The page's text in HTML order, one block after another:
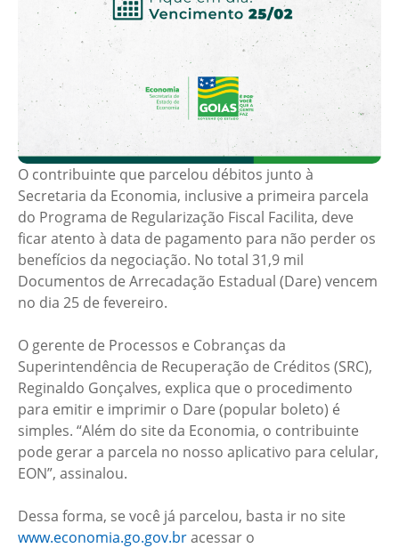
O contribuinte que parcelou débitos junto à
Secretaria da Economia, inclusive a primeira parcela
do Programa de Regularização Fiscal Facilita, deve
ficar atento à data de pagamento para não perder os
benefícios da negociação. No total 31,9 mil
Documentos de Arrecadação Estadual (Dare) vencem
no dia 25 de fevereiro.
O gerente de Processos e Cobranças da
Superintendência de Recuperação de Créditos (SRC),
Reginaldo Gonçalves, explica que o procedimento
para emitir e imprimir o Dare (popular boleto) é
simples. “Além do site da Economia, o contribuinte
pode gerar a parcela no nosso aplicativo para celular,
EON”, assinalou.
Dessa forma, se você já parcelou, basta ir no site
www.economia.go.gov.bracessar o